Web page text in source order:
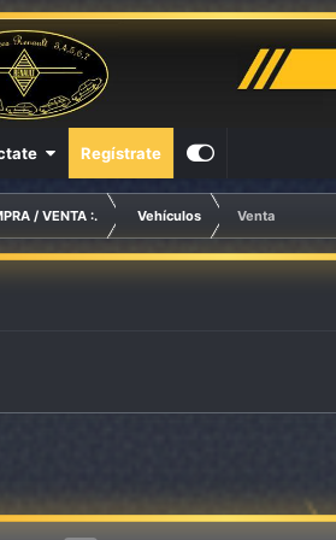
Regístrate
/ VENTA :. Vehículos
Venta